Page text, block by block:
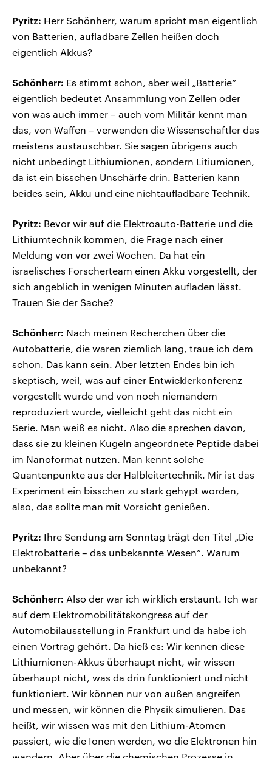
Pyritz: Herr Schönherr, warum spricht man eigentlich
von Batterien, aufladbare Zellen heißen doch
eigentlich Akkus?
Schönherr: Es stimmt schon, aber weil „Batterie“
eigentlich bedeutet Ansammlung von Zellen oder
von was auch immer – auch vom Militär kennt man
das, von Waffen – verwenden die Wissenschaftler das
meistens austauschbar. Sie sagen übrigens auch
nicht unbedingt Lithiumionen, sondern Litiumionen,
da ist ein bisschen Unschärfe drin. Batterien kann
beides sein, Akku und eine nichtaufladbare Technik.
Pyritz: Bevor wir auf die Elektroauto-Batterie und die
Lithiumtechnik kommen, die Frage nach einer
Meldung von vor zwei Wochen. Da hat ein
israelisches Forscherteam einen Akku vorgestellt, der
sich angeblich in wenigen Minuten aufladen lässt.
Trauen Sie der Sache?
Schönherr: Nach meinen Recherchen über die
Autobatterie, die waren ziemlich lang, traue ich dem
schon. Das kann sein. Aber letzten Endes bin ich
skeptisch, weil, was auf einer Entwicklerkonferenz
vorgestellt wurde und von noch niemandem
reproduziert wurde, vielleicht geht das nicht ein
Serie. Man weiß es nicht. Also die sprechen davon,
dass sie zu kleinen Kugeln angeordnete Peptide dabei
im Nanoformat nutzen. Man kennt solche
Quantenpunkte aus der Halbleitertechnik. Mir ist das
Experiment ein bisschen zu stark gehypt worden,
also, das sollte man mit Vorsicht genießen.
Pyritz: Ihre Sendung am Sonntag trägt den Titel „Die
Elektrobatterie – das unbekannte Wesen“. Warum
unbekannt?
Schönherr: Also der war ich wirklich erstaunt. Ich war
auf dem Elektromobilitätskongress auf der
Automobilausstellung in Frankfurt und da habe ich
einen Vortrag gehört. Da hieß es: Wir kennen diese
Lithiumionen-Akkus überhaupt nicht, wir wissen
überhaupt nicht, was da drin funktioniert und nicht
funktioniert. Wir können nur von außen angreifen
und messen, wir können die Physik simulieren. Das
heißt, wir wissen was mit den Lithium-Atomen
passiert, wie die Ionen werden, wo die Elektronen hin